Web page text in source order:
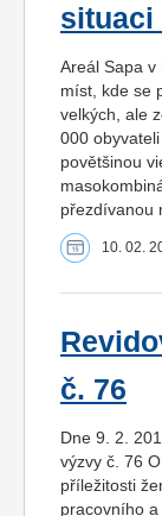
situaci
Areál Sapa v
míst, kde se
velkých, ale
000
povětšinou
přezdívanou
10. 02.
č. 76
Dne 9. 2.
výzvy č. 76
příležitosti
pracovního a